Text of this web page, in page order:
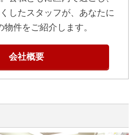
したスタッフが、あなたに
物件をご紹介します。
会社概要